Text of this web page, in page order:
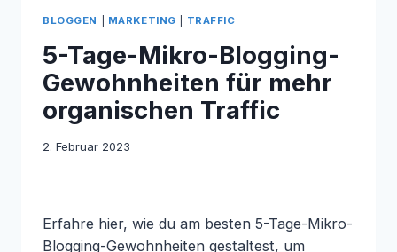
BLOGGEN MARKETING TRAFFIC
5-Tage-Mikro-Blogging-
Gewohnheiten für mehr
organischen Traffic
2. Februar 2023
Erfahre hier, wie du am besten 5-Tage-Mikro-
Blogging-Gewohnheiten gestaltest, um